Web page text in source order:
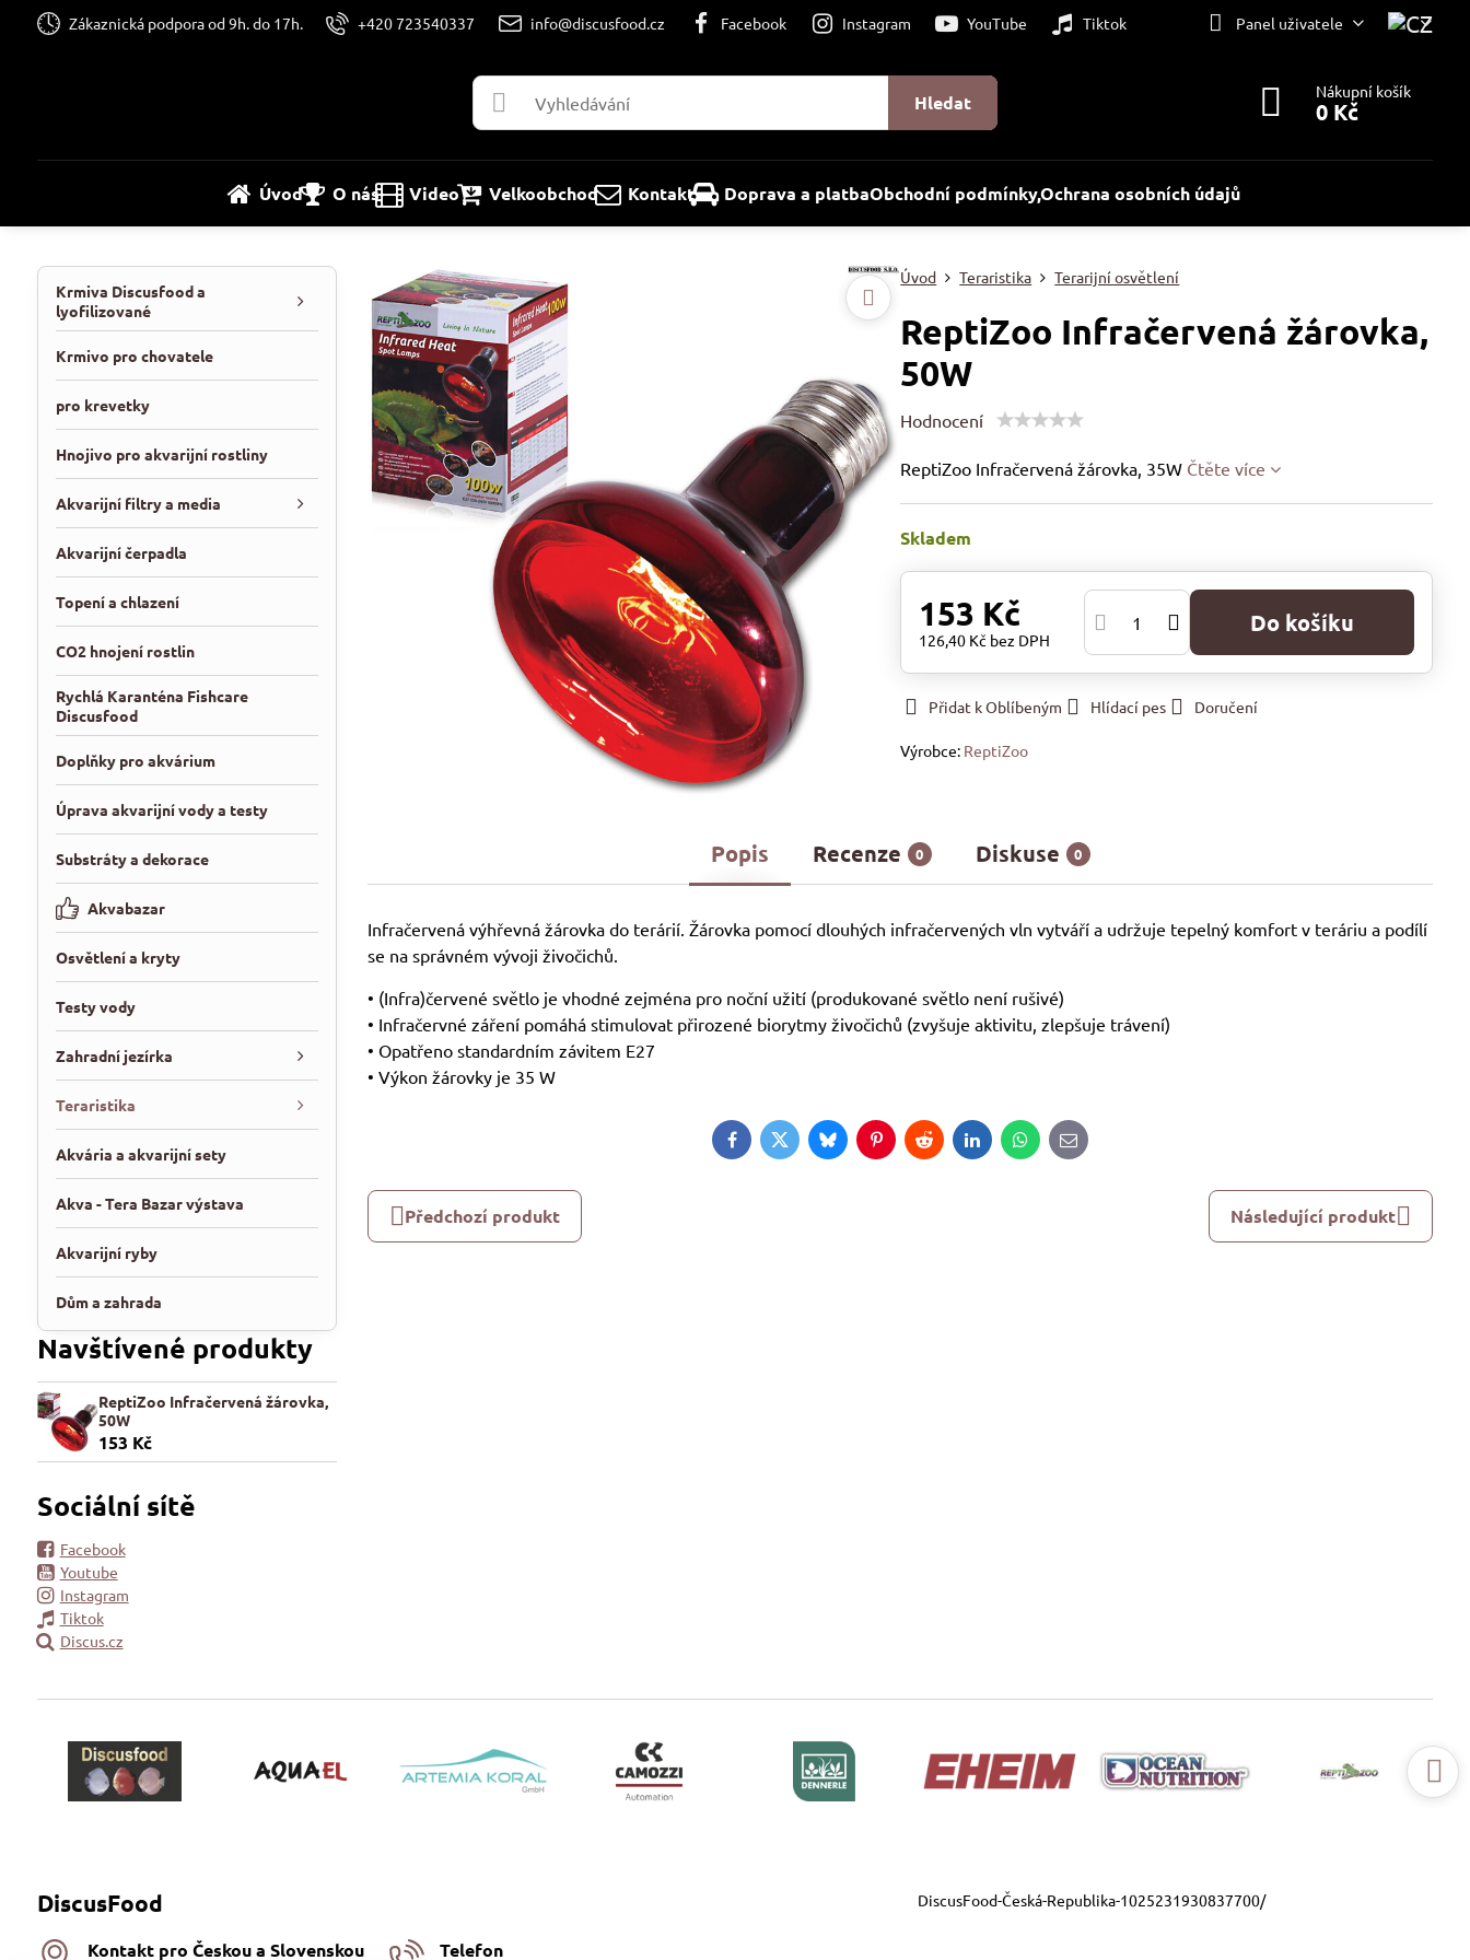
Zákaznická podpora od 9h. do 17h. +420 723540337 info@discusfood.cz Facebook Instagram YouTube Tiktok Panel uživatele
Hledat Nákupní košík
0 Kč
Úvod O nás Video Velkoobchod Kontakt Doprava a platbaObchodní podmínky,Ochrana osobních údajů
Úvod Teraristika Terarijní osvětlení
ReptiZoo Infračervená žárovka,
50W
Hodnocení
ReptiZoo Infračervená žárovka, 35W Čtěte více
Skladem
153 Kč
126,40 Kč bez DPH
Do košíku
Přidat k Oblíbeným Hlídací pes Doručení
Výrobce: ReptiZoo
Popis Recenze 0 Diskuse 0
Infračervená výhřevná žárovka do terárií. Žárovka pomocí dlouhých infračervených vln vytváří a udržuje tepelný komfort v teráriu a podílí
se na správném vývoji živočichů.
• (Infra)červené světlo je vhodné zejména pro noční užití (produkované světlo není rušivé)
• Infračervné záření pomáhá stimulovat přirozené biorytmy živočichů (zvyšuje aktivitu, zlepšuje trávení)
• Opatřeno standardním závitem E27
• Výkon žárovky je 35 W
FacebookTwitterBlueskyPinterestRedditLinkedInWhatsApp
E-
mail
Předchozí produkt Následující produkt
Krmiva Discusfood a
lyofilizované
Krmivo pro chovatele
pro krevetky
Hnojivo pro akvarijní rostliny
Akvarijní filtry a media
Akvarijní čerpadla
Topení a chlazení
CO2 hnojení rostlin
Rychlá Karanténa Fishcare
Discusfood
Doplňky pro akvárium
Úprava akvarijní vody a testy
Substráty a dekorace
Akvabazar
Osvětlení a kryty
Testy vody
Zahradní jezírka
Teraristika
Akvária a akvarijní sety
Akva - Tera Bazar výstava
Akvarijní ryby
Dům a zahrada
Navštívené produkty
ReptiZoo Infračervená žárovka,
50W
153 Kč
Sociální sítě
Facebook
Youtube
Instagram
Tiktok
Discus.cz
DiscusFood
Kontakt pro Českou a Slovenskou Telefon
DiscusFood-Česká-Republika-1025231930837700/